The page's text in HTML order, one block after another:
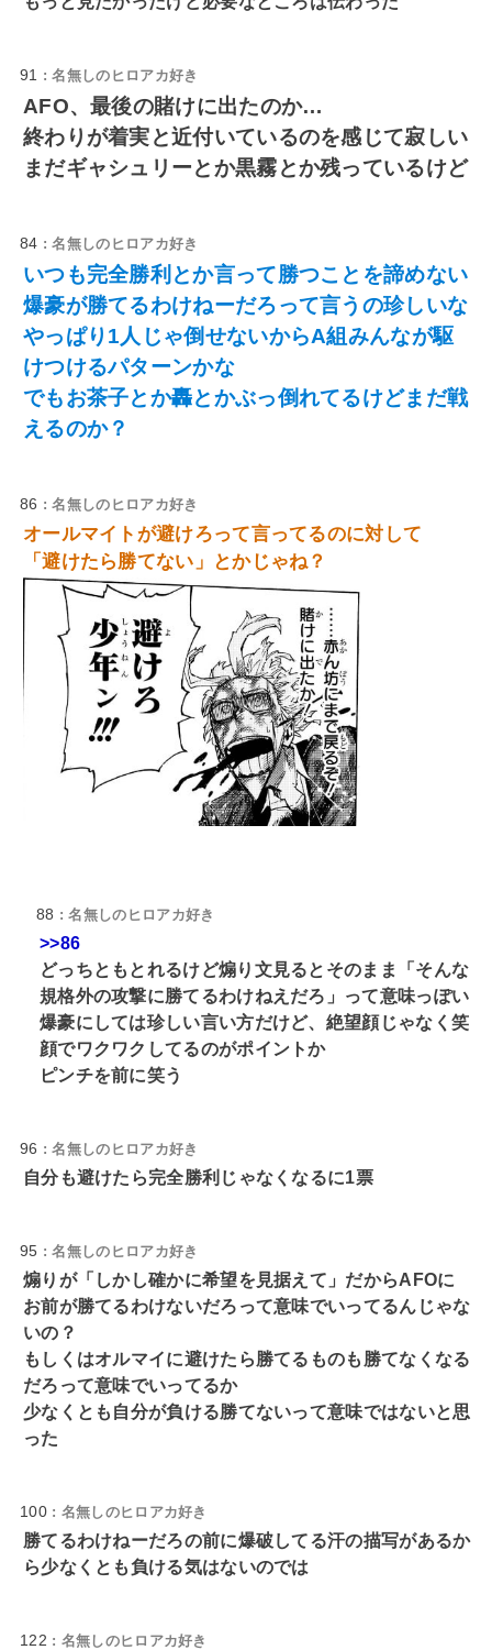
91 : 名無しのヒロアカ好き
AFO、最後の賭けに出たのか…
終わりが着実と近付いているのを感じて寂しい
まだギャシュリーとか黒霧とか残っているけど
84 : 名無しのヒロアカ好き
いつも完全勝利とか言って勝つことを諦めない
爆豪が勝てるわけねーだろって言うの珍しいな
やっぱり1人じゃ倒せないからA組みんなが駆
けつけるパターンかな
でもお茶子とか轟とかぶっ倒れてるけどまだ戦
えるのか？
86 : 名無しのヒロアカ好き
オールマイトが避けろって言ってるのに対して
「避けたら勝てない」とかじゃね？
88 : 名無しのヒロアカ好き
>>86
どっちともとれるけど煽り文見るとそのまま「そんな
規格外の攻撃に勝てるわけねえだろ」って意味っぽい
爆豪にしては珍しい言い方だけど、絶望顔じゃなく笑
顔でワクワクしてるのがポイントか
ピンチを前に笑う
96 : 名無しのヒロアカ好き
自分も避けたら完全勝利じゃなくなるに1票
95 : 名無しのヒロアカ好き
煽りが「しかし確かに希望を見据えて」だからAFОに
お前が勝てるわけないだろって意味でいってるんじゃな
いの？
もしくはオルマイに避けたら勝てるものも勝てなくなる
だろって意味でいってるか
少なくとも自分が負ける勝てないって意味ではないと思
った
100 : 名無しのヒロアカ好き
勝てるわけねーだろの前に爆破してる汗の描写があるか
ら少なくとも負ける気はないのでは
122 : 名無しのヒロアカ好き